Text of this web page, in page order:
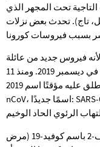
تحت المجهر الذي
تاج). تحدث بعض نزلات
فيروس جديد من عائلة
الفيروسات التاجية تم اكتشافه لأول مرة في ديسمبر 2019. ومنذ 11
فبراير 2020، أصبح لهذا الفيروس، الذي أطلق عليه مؤقتًا اسم 2019-
nCoV، اسمًا جديدًا: SARS-CoV-2، حيث يرمز الاختصار SARS إلى "متلازمة
يُعرف المرض الذي يسببه فيروس سارس-كوف-2 باسم كوفيد-19 (مرض